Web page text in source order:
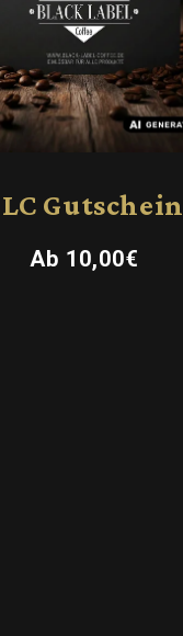
Gutschein
Normaler
Ab 10,00€